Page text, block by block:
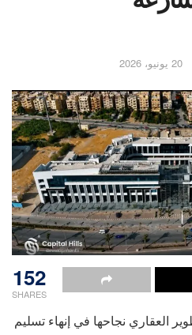
20 يونيو، 2026
152
SHARES
العقاري نجاحها في إنهاء تسليم